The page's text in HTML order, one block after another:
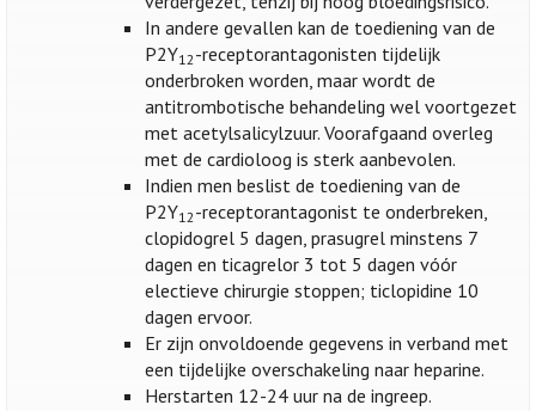
In andere gevallen kan de toediening van de
P2Y12-receptorantagonisten tijdelijk
onderbroken worden, maar wordt de
antitrombotische behandeling wel voortgezet
met acetylsalicylzuur. Voorafgaand overleg
met de cardioloog is sterk aanbevolen.
Indien men beslist de toediening van de
P2Y12-receptorantagonist te onderbreken,
clopidogrel 5 dagen, prasugrel minstens 7
dagen en ticagrelor 3 tot 5 dagen vóór
electieve chirurgie stoppen; ticlopidine 10
dagen ervoor.
Er zijn onvoldoende gegevens in verband met
een tijdelijke overschakeling naar heparine.
Herstarten 12-24 uur na de ingreep.